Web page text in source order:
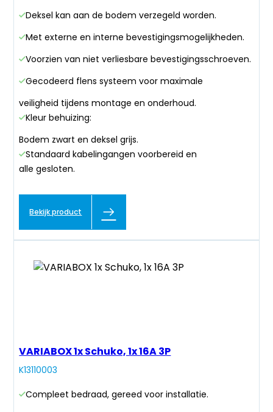
Deksel kan aan de bodem verzegeld worden.
Met externe en interne bevestigingsmogelijkheden.
Voorzien van niet verliesbare bevestigingsschroeven.
Gecodeerd flens systeem voor maximale
veiligheid tijdens montage en onderhoud.
Kleur behuizing:
Bodem zwart en deksel grijs.
Standaard kabelingangen voorbereid en
alle gesloten.
Bekijk product
VARIABOX 1x Schuko, 1x 16A 3P
K13110003
Compleet bedraad, gereed voor installatie.